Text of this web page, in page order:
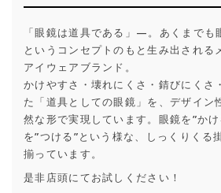
「眼鏡は道具である」—。あくまでも
というコンセプトのもと生み出される
アイウェアブランド。
かけやすさ・壊れにくさ・錆びにくさ
た「道具としての眼鏡」を、デザイン
然な形で実現しています。眼鏡を”か
を”つける”という様な、しっくりくる
揃っています。
是非店頭にてお試しください！